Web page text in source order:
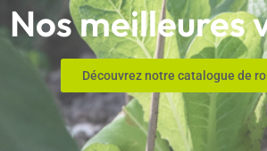
Nos meilleures
Découvrez notre catalogue de